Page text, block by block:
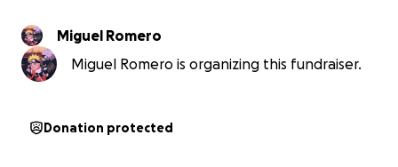
Miguel Romero
Miguel Romero is organizing this fundraiser.
Donation protected